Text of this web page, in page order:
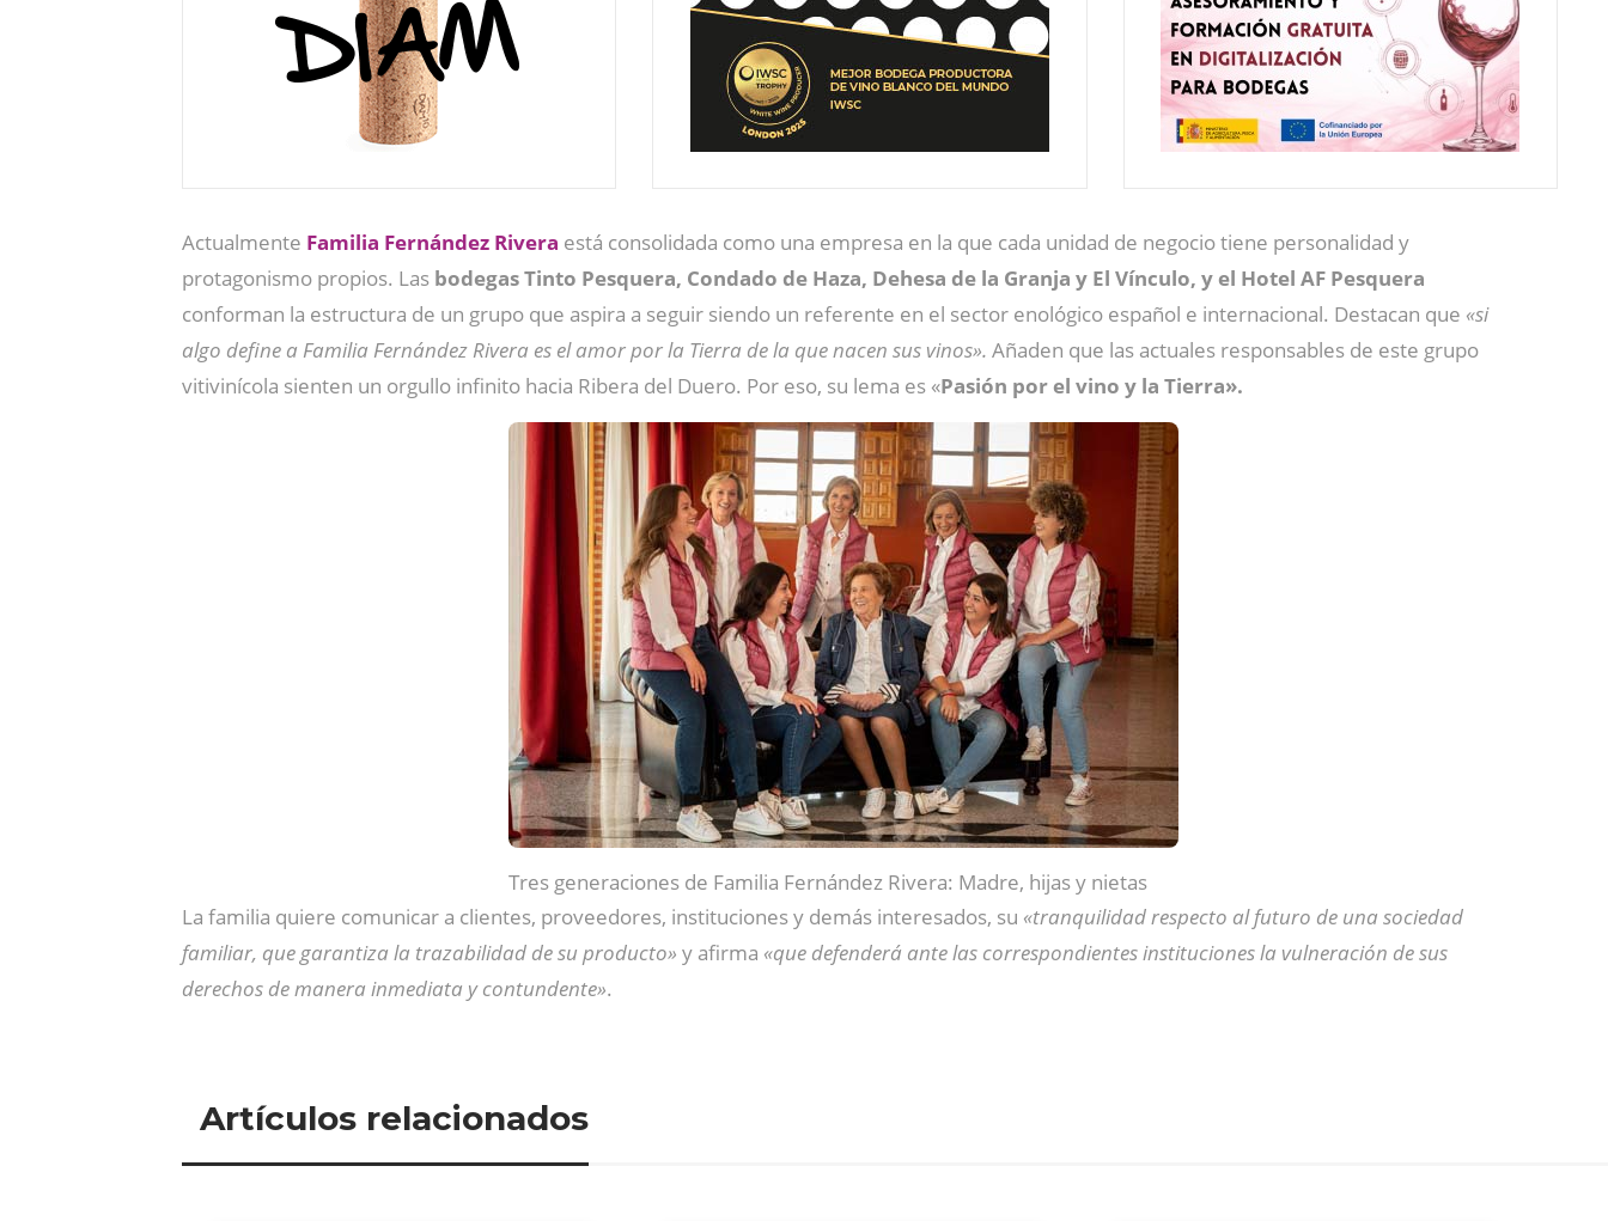
Actualmente Familia Fernández Rivera está consolidada como una empresa en la que cada unidad de negocio tiene personalidad y
protagonismo propios. Las bodegas Tinto Pesquera, Condado de Haza, Dehesa de la Granja y El Vínculo, y el Hotel AF Pesquera
conforman la estructura de un grupo que aspira a seguir siendo un referente en el sector enológico español e internacional. Destacan que «si
algo define a Familia Fernández Rivera es el amor por la Tierra de la que nacen sus vinos». Añaden que las actuales responsables de este grupo
vitivinícola sienten un orgullo infinito hacia Ribera del Duero. Por eso, su lema es «Pasión por el vino y la Tierra».
Tres generaciones de Familia Fernández Rivera: Madre, hijas y nietas
La familia quiere comunicar a clientes, proveedores, instituciones y demás interesados, su «tranquilidad respecto al futuro de una sociedad
familiar, que garantiza la trazabilidad de su producto» y afirma «que defenderá ante las correspondientes instituciones la vulneración de sus
derechos de manera inmediata y contundente».
Artículos relacionados